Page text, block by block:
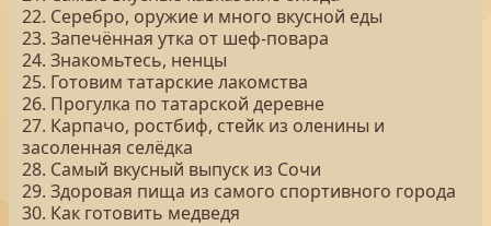
22. Серебро, оружие и много вкусной еды
23. Запечённая утка от шеф-повара
24. Знакомьтесь, ненцы
25. Готовим татарские лакомства
26. Прогулка по татарской деревне
27. Карпачо, ростбиф, стейк из оленины и
засоленная селёдка
28. Самый вкусный выпуск из Сочи
29. Здоровая пища из самого спортивного города
30. Как готовить медведя